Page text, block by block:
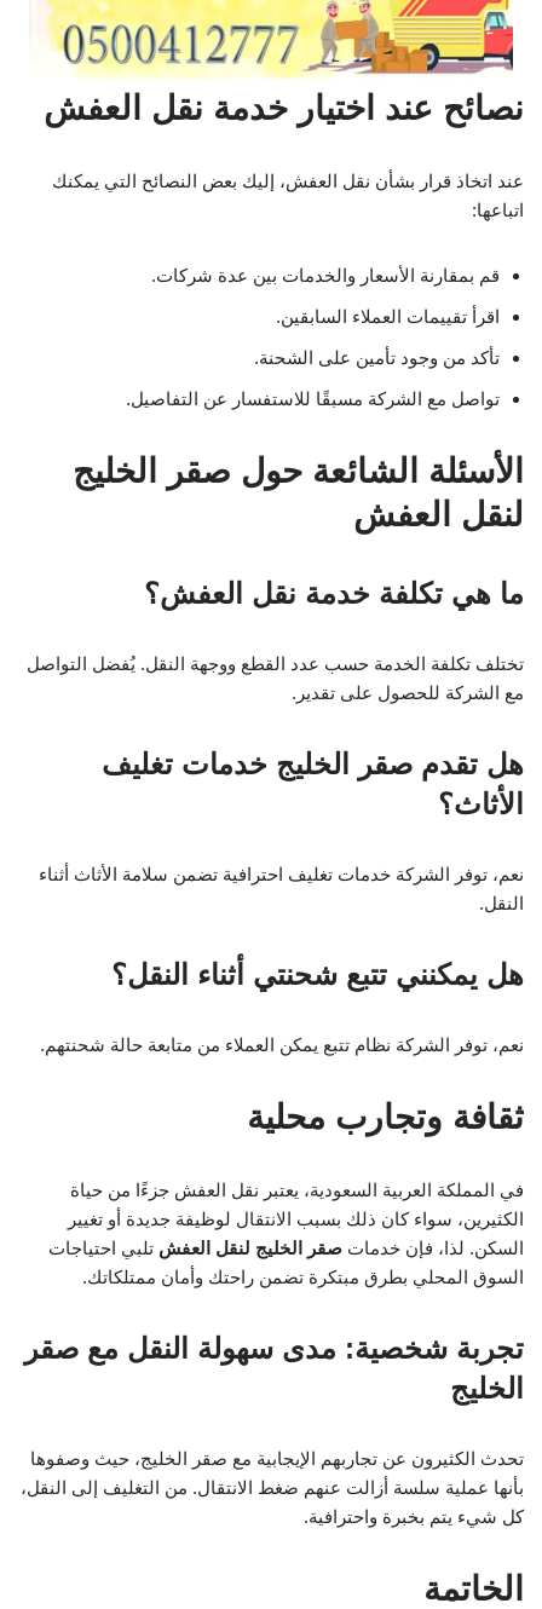
نصائح عند اختيار خدمة نقل العفش
عند اتخاذ قرار بشأن نقل العفش، إليك بعض النصائح التي يمكنك
اتباعها:
قم بمقارنة الأسعار والخدمات بين عدة شركات.
اقرأ تقييمات العملاء السابقين.
تأكد من وجود تأمين على الشحنة.
تواصل مع الشركة مسبقًا للاستفسار عن التفاصيل.
الأسئلة الشائعة حول صقر الخليج
لنقل العفش
ما هي تكلفة خدمة نقل العفش؟
تختلف تكلفة الخدمة حسب عدد القطع ووجهة النقل. يُفضل التواصل
مع الشركة للحصول على تقدير.
هل تقدم صقر الخليج خدمات تغليف
الأثاث؟
نعم، توفر الشركة خدمات تغليف احترافية تضمن سلامة الأثاث أثناء
النقل.
هل يمكنني تتبع شحنتي أثناء النقل؟
نعم، توفر الشركة نظام تتبع يمكن العملاء من متابعة حالة شحنتهم.
ثقافة وتجارب محلية
في المملكة العربية السعودية، يعتبر نقل العفش جزءًا من حياة
الكثيرين، سواء كان ذلك بسبب الانتقال لوظيفة جديدة أو تغيير
السكن. لذا، فإن خدمات صقر الخليج لنقل العفش تلبي احتياجات
السوق المحلي بطرق مبتكرة تضمن راحتك وأمان ممتلكاتك.
تجربة شخصية: مدى سهولة النقل مع صقر
الخليج
تحدث الكثيرون عن تجاربهم الإيجابية مع صقر الخليج، حيث وصفوها
بأنها عملية سلسة أزالت عنهم ضغط الانتقال. من التغليف إلى النقل،
كل شيء يتم بخبرة واحترافية.
الخاتمة